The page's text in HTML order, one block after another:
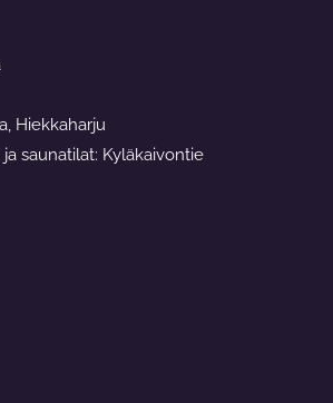
Hiekkaharju
saunatilat: Kyläkaivontie